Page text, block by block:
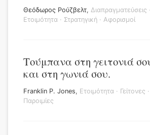
Θεόδωρος Ρούζβελτ, Διαπραγματεύσεις ·
Ετοιμότητα · Στρατηγική · Αφορισμοί
Τούμπανα στη γειτονιά
και στη γωνιά σου.
Franklin P. Jones, Ετοιμότητα · Γείτονες ·
Παροιμίες